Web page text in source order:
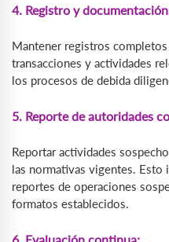
4. Registro y
Mantener registros
transacciones y actividades
los procesos de debida
5. Reporte de autoridades
Reportar actividades
las normativas vigentes. Esto
reportes de operaciones
formatos establecidos.